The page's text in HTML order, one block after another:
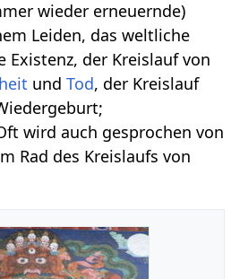
wieder erneuernde)
Leiden, das weltliche
Existenz, der Kreislauf von
undTod, der Kreislauf
wird auch gesprochen von
Rad des Kreislaufs von